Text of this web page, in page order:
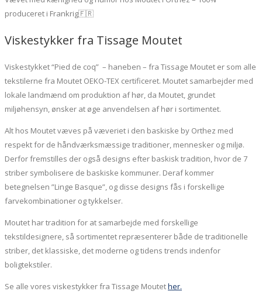
produceret i Frankrig🇫🇷
Viskestykker fra Tissage Moutet
Viskestykket “Pied de coq” – haneben – fra Tissage Moutet er som alle
tekstilerne fra Moutet OEKO-TEX certificeret. Moutet samarbejder med
lokale landmænd om produktion af hør, da Moutet, grundet
miljøhensyn, ønsker at øge anvendelsen af hør i sortimentet.
Alt hos Moutet væves på væveriet i den baskiske by Orthez med
respekt for de håndværksmæssige traditioner, mennesker og miljø.
Derfor fremstilles der også designs efter baskisk tradition, hvor de 7
striber symbolisere de baskiske kommuner. Deraf kommer
betegnelsen ”Linge Basque”, og disse designs fås i forskellige
farvekombinationer og tykkelser.
Moutet har tradition for at samarbejde med forskellige
tekstildesignere, så sortimentet repræsenterer både de traditionelle
striber, det klassiske, det moderne og tidens trends indenfor
boligtekstiler.
Se alle vores viskestykker fra Tissage Moutether.